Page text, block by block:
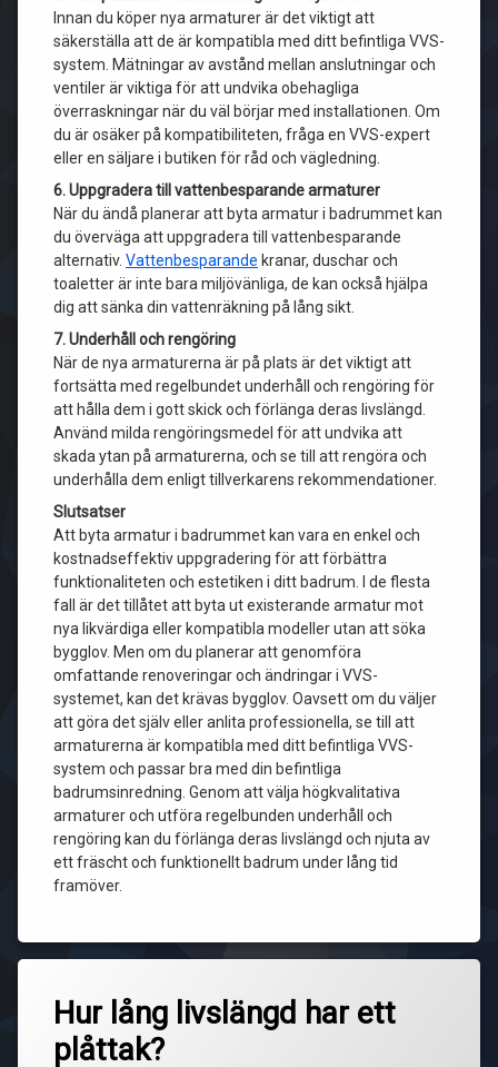
Innan du köper nya armaturer är det viktigt att
säkerställa att de är kompatibla med ditt befintliga VVS-
system. Mätningar av avstånd mellan anslutningar och
ventiler är viktiga för att undvika obehagliga
överraskningar när du väl börjar med installationen. Om
du är osäker på kompatibiliteten, fråga en VVS-expert
eller en säljare i butiken för råd och vägledning.
6. Uppgradera till vattenbesparande armaturer
När du ändå planerar att byta armatur i badrummet kan
du överväga att uppgradera till vattenbesparande
alternativ. Vattenbesparande kranar, duschar och
toaletter är inte bara miljövänliga, de kan också hjälpa
dig att sänka din vattenräkning på lång sikt.
7. Underhåll och rengöring
När de nya armaturerna är på plats är det viktigt att
fortsätta med regelbundet underhåll och rengöring för
att hålla dem i gott skick och förlänga deras livslängd.
Använd milda rengöringsmedel för att undvika att
skada ytan på armaturerna, och se till att rengöra och
underhålla dem enligt tillverkarens rekommendationer.
Slutsatser
Att byta armatur i badrummet kan vara en enkel och
kostnadseffektiv uppgradering för att förbättra
funktionaliteten och estetiken i ditt badrum. I de flesta
fall är det tillåtet att byta ut existerande armatur mot
nya likvärdiga eller kompatibla modeller utan att söka
bygglov. Men om du planerar att genomföra
omfattande renoveringar och ändringar i VVS-
systemet, kan det krävas bygglov. Oavsett om du väljer
att göra det själv eller anlita professionella, se till att
armaturerna är kompatibla med ditt befintliga VVS-
system och passar bra med din befintliga
badrumsinredning. Genom att välja högkvalitativa
armaturer och utföra regelbunden underhåll och
rengöring kan du förlänga deras livslängd och njuta av
ett fräscht och funktionellt badrum under lång tid
framöver.
Hur lång livslängd har ett
plåttak?